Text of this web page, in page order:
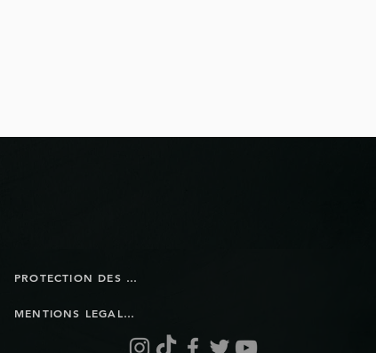
PROTECTION DES DONNÉES
MENTIONS LEGALES